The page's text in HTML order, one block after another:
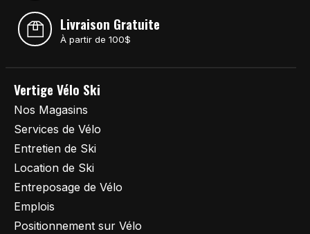
Livraison Gratuite
À partir de 100$
Vertige Vélo Ski
Nos Magasins
Services de Vélo
Entretien de Ski
Location de Ski
Entreposage de Vélo
Emplois
Positionnement sur Vélo